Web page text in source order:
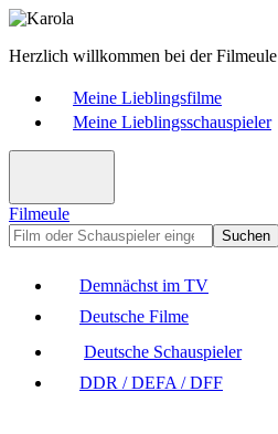
Herzlich willkommen bei der Filmeule
Meine Lieblingsfilme
Meine Lieblingsschauspieler
Filmeule
Suchen
Demnächst im TV
Deutsche Filme
Deutsche Schauspieler
DDR / DEFA / DFF